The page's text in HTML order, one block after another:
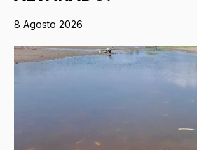
8 Agosto 2026